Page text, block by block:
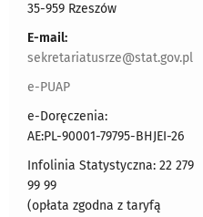
35-959 Rzeszów
E-mail:
sekretariatusrze@stat.gov.pl
e-PUAP
e-Doręczenia:
AE:PL-90001-79795-BHJEI-26
Infolinia Statystyczna: 22 279
99 99
(opłata zgodna z taryfą